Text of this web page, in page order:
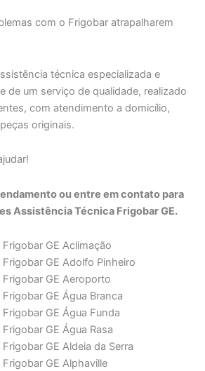
com o Frigobar atrapalharem
técnica especializada e
de um serviço de qualidade, realizado
com atendimento a domicílio,
originais.
ou entre em contato para
Assistência Técnica Frigobar GE.
GE Aclimação
GE Adolfo Pinheiro
GE Aeroporto
GE Água Branca
GE Água Funda
GE Água Rasa
GE Aldeia da Serra
GE Alphaville